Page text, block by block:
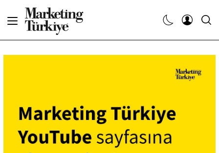
Dergiler
Etkinlikler